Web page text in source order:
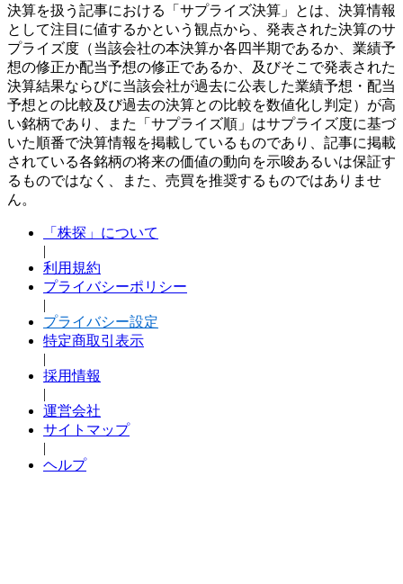
決算を扱う記事における「サプライズ決算」とは、決算情報
として注目に値するかという観点から、発表された決算のサ
プライズ度（当該会社の本決算か各四半期であるか、業績予
想の修正か配当予想の修正であるか、及びそこで発表された
決算結果ならびに当該会社が過去に公表した業績予想・配当
予想との比較及び過去の決算との比較を数値化し判定）が高
い銘柄であり、また「サプライズ順」はサプライズ度に基づ
いた順番で決算情報を掲載しているものであり、記事に掲載
されている各銘柄の将来の価値の動向を示唆あるいは保証す
るものではなく、また、売買を推奨するものではありませ
ん。
「株探」について
|
利用規約
プライバシーポリシー
|
プライバシー設定
特定商取引表示
|
採用情報
|
運営会社
サイトマップ
|
ヘルプ